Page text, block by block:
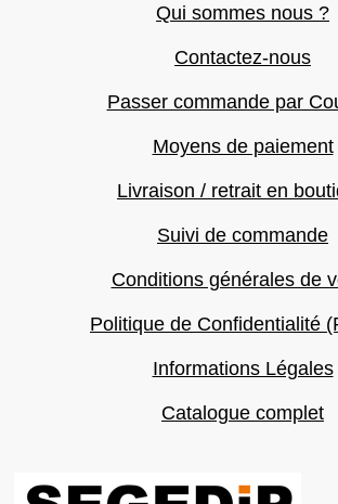
Qui sommes nous ?
Contactez-nous
Passer commande par
Moyens de paiement
Livraison / retrait en
Suivi de commande
Conditions générales de
Politique de Confidentialité
Informations Légales
Catalogue complet